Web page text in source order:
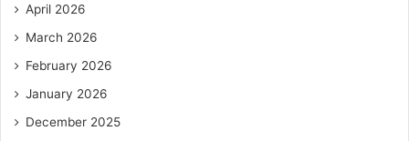
April 2026
March 2026
February 2026
January 2026
December 2025